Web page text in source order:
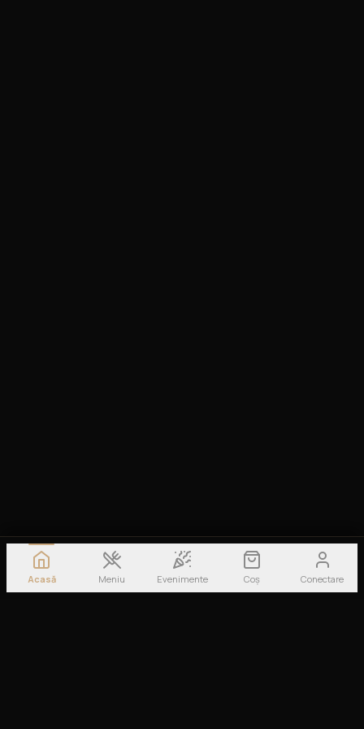
Acasă Meniu Evenimente Coș Conectare